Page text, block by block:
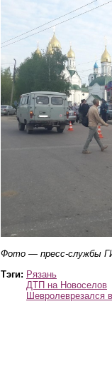
Фото — пресс-службы
Тэги: Рязань
ДТП на Новоселов
Шевролеврезался